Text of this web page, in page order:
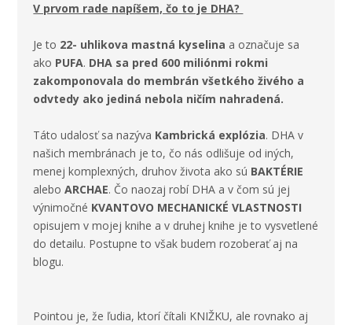
V prvom rade napíšem, čo to je DHA?
Je to 22- uhlikova mastná kyselina a označuje sa
ako PUFA. DHA sa pred 600 miliónmi rokmi
zakomponovala do membrán všetkého živého a
odvtedy ako jediná nebola ničím nahradená.
Táto udalosť sa nazýva Kambrická explózia. DHA v
našich membránach je to, čo nás odlišuje od iných,
menej komplexných, druhov života ako sú BAKTÉRIE
aleboARCHAE. Čo naozaj robí DHA a v čom sú jej
výnimočné KVANTOVO MECHANICKÉ VLASTNOSTI
opisujem v mojej knihe a v druhej knihe je to vysvetlené
do detailu. Postupne to však budem rozoberať aj na
blogu.
Pointou je, že ľudia, ktorí čítali KNIŽKU, ale rovnako aj